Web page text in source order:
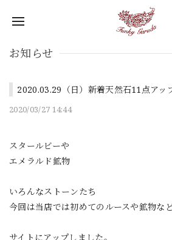
お知らせ
2020.03.29（日）新着天然石11点アッ
2020/03/27 14:44
スタールビーや
エメラルド鉱物
いろんなストーンたち
今回は当店では初めてのルースや鉱物な
サイトにアップしました。